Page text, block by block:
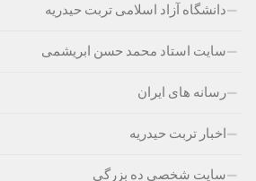
دانشگاه آزاد اسلامی تربت حیدریه
سایت استاد محمد حسن ابریشمی
رسانه های ایران
اخبار تربت حیدریه
سایت شخصی ده بزرگی